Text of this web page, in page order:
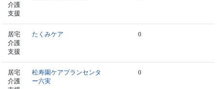
介護
支援
居宅
介護
支援
たくみケア 0
居宅
介護
松寿園ケアプランセンタ
ー六実
0